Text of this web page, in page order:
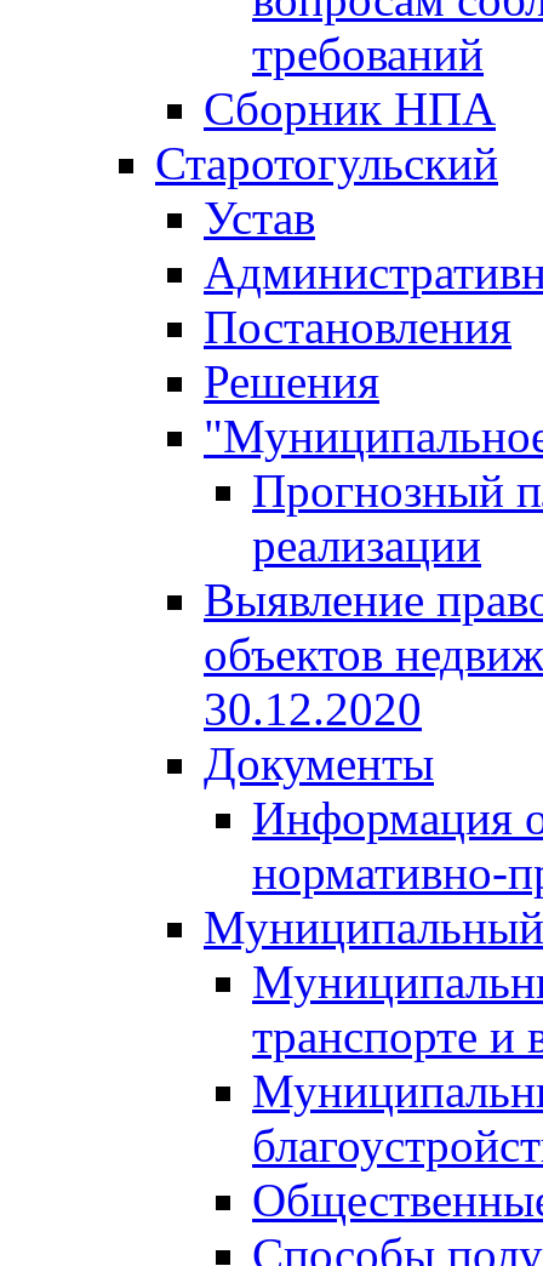
требований
Сборник НПА
Старотогульский
Устав
Постановления
Решения
Прогнозный
реализации
Выявление
объектов
30.12.2020
Документы
Информация
нормативно-
Муниципальный
транспорте и
Способы